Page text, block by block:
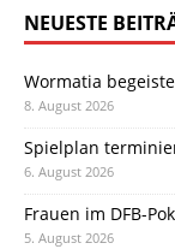
NEUESTE
Wormatia
8. August 2026
Spielplan
6. August 2026
Frauen im DFB-
5. August 2026